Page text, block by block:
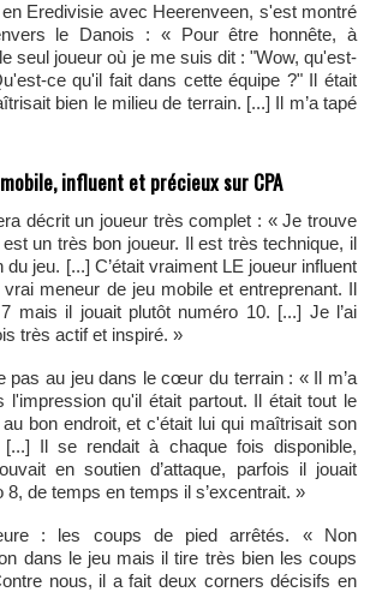
Eredivisie avec Heerenveen, s'est montré
le Danois : « Pour être honnête, à
seul joueur où je me suis dit : "Wow, qu'est-
ce qu'il fait dans cette équipe ?" Il était
bien le milieu de terrain. [...] Il m’a tapé
influent et précieux sur CPA
un très bon joueur. Il est très technique, il
du jeu. [...] C’était vraiment LE joueur influent
meneur de jeu mobile et entreprenant. Il
mais il jouait plutôt numéro 10. [...] Je l’ai
très actif et inspiré. »
l'impression qu'il était partout. Il était tout le
bon endroit, et c'était lui qui maîtrisait son
Il se rendait à chaque fois disponible,
en soutien d’attaque, parfois il jouait
8, de temps en temps il s’excentrait. »
dans le jeu mais il tire très bien les coups
nous, il a fait deux corners décisifs en